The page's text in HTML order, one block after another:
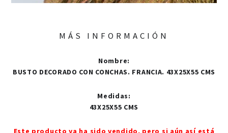
MÁS INFORMACIÓN
Nombre:
BUSTO DECORADO CON CONCHAS. FRANCIA. 43X25X55 CMS
Medidas:
43X25X55 CMS
Este producto ya ha sido vendido, pero si aún así está